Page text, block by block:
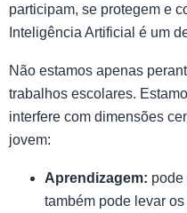
participam, se protegem e
Inteligência Artificial é um
Não estamos apenas
trabalhos escolares.
interfere com dimensões
jovem:
Aprendizagem: pode
também pode levar